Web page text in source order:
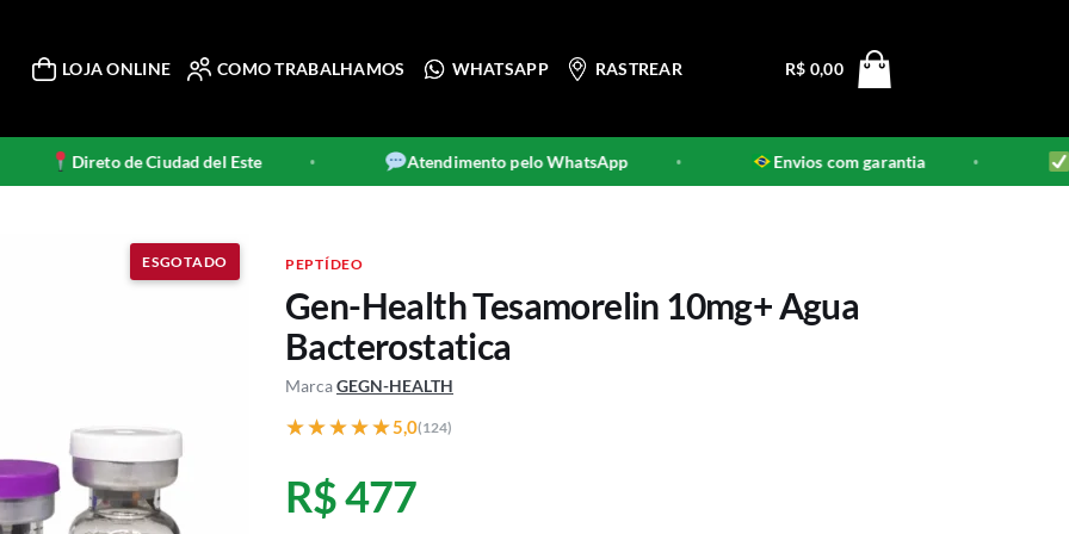
LOJA ONLINE COMO TRABALHAMOS WHATSAPP RASTREAR R$ 0,00
Direto de Ciudad del Este Atendimento pelo WhatsApp Envios com garantia
PEPTÍDEO
Gen-Health Tesamorelin 10mg+ Agua
Bacterostatica
MarcaGEGN-HEALTH
★★★★★
★★★★★5,0(124)
R$ 477